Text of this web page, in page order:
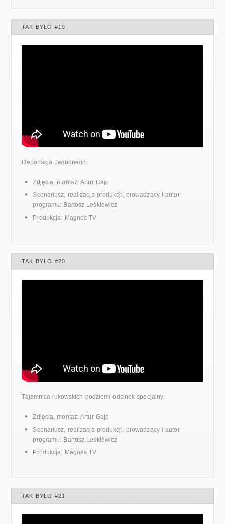
TAK BYŁO #19
Deportacja Jagodnego.
Zdjęcia, montaż: Artur Gajo
Scenariusz, realizacja produkcji, prowadzący i autor
programu: Bartosz Leśkiewicz
Produkcja: Magnes TV
TAK BYŁO #20
Tajemnica łukowskich podziemi odcinek specjalny.
Zdjęcia, montaż: Artur Gajo
Scenariusz, realizacja produkcji, prowadzący i autor
programu: Bartosz Leśkiewicz
Produkcja: Magnes TV
TAK BYŁO #21